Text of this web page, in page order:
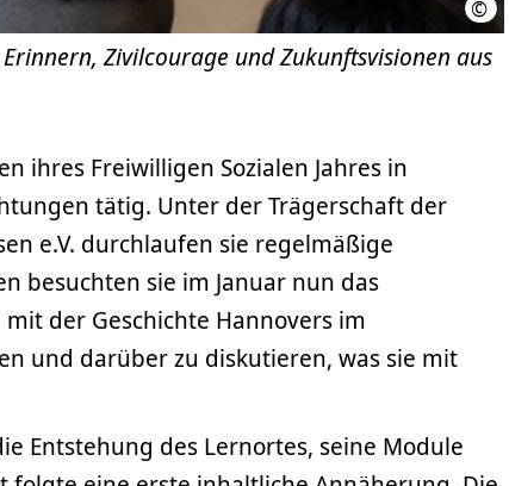
© LHH
Zivilcourage und Zukunftsvisionen aus
ihres Freiwilligen Sozialen Jahres in
tätig. Unter der Trägerschaft der
e.V. durchlaufen sie regelmäßige
besuchten sie im Januar nun das
der Geschichte Hannovers im
und darüber zu diskutieren, was sie mit
Entstehung des Lernortes, seine Module